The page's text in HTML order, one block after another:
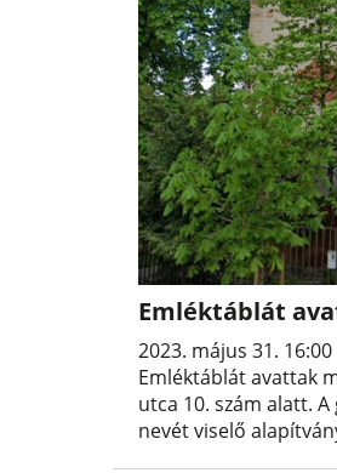
Emléktáblát
2023. május 31. 16:00
Emléktáblát avattak
utca 10. szám alatt.
nevét viselő